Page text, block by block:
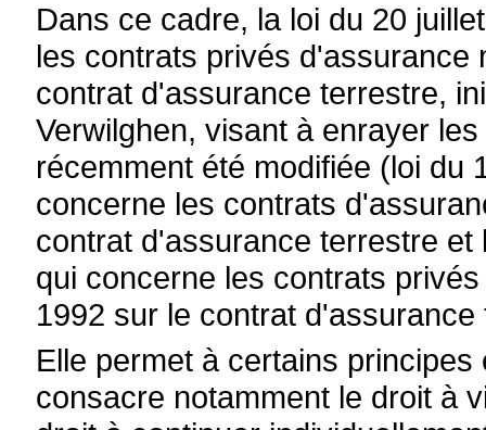
Dans ce cadre, la loi du 20
les contrats privés d'assurance
contrat d'assurance terrestre,
Verwilghen, visant à enrayer
récemment été modifiée (loi du
concerne les contrats
contrat d'assurance terrestre et
qui concerne les contrats
1992 sur le contrat
Elle permet à certains
consacre notamment le droit à